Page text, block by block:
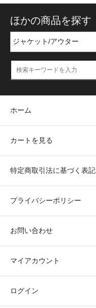
ほかの商品を探す
ホーム
カートを見る
特定商取引法に基づく表記
プライバシーポリシー
お問い合わせ
マイアカウント
ログイン